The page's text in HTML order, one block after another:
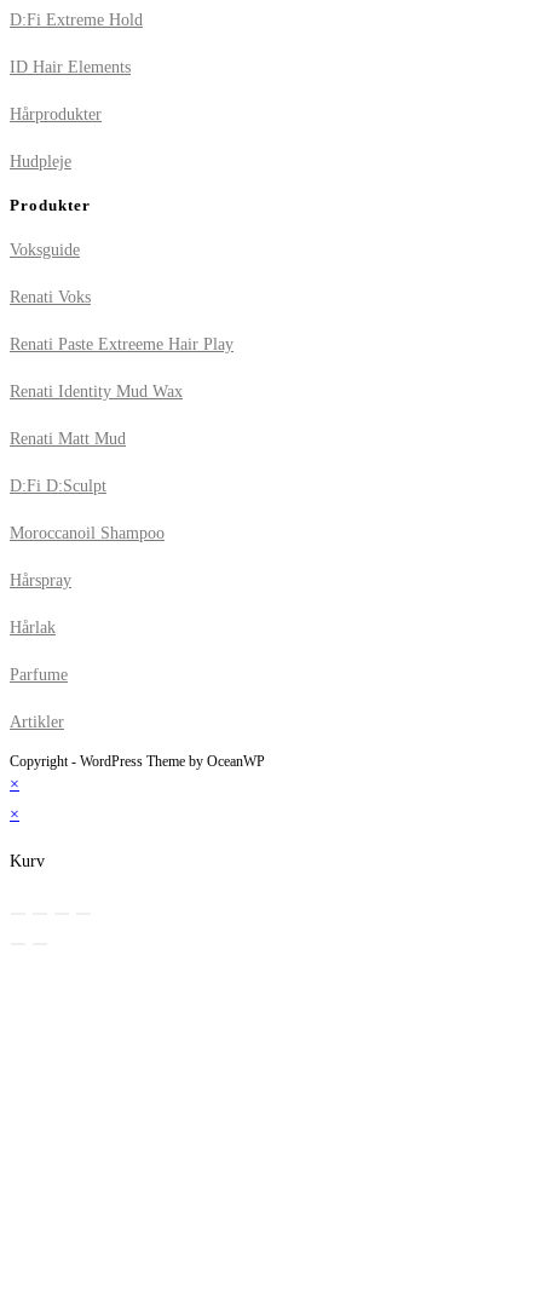
D:Fi Extreme Hold
ID Hair Elements
Hårprodukter
Hudpleje
Produkter
Voksguide
Renati Voks
Renati Paste Extreeme Hair Play
Renati Identity Mud Wax
Renati Matt Mud
D:Fi D:Sculpt
Moroccanoil Shampoo
Hårspray
Hårlak
Parfume
Artikler
Copyright - WordPress Theme by OceanWP
×
×
Kurv